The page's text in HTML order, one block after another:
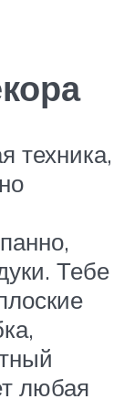
техника,
Тебе
любая